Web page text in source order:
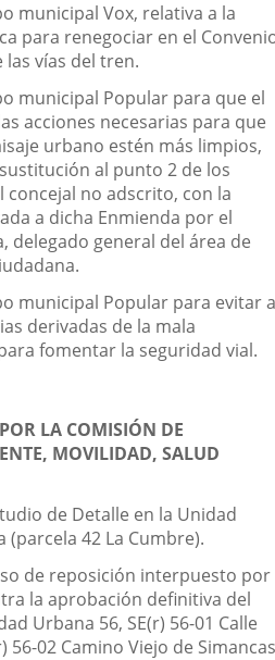
municipal Vox, relativa a la
para renegociar en el
vías del tren.
municipal Popular para que el
acciones necesarias para que
urbano estén más limpios,
al punto 2 de los
no adscrito, con la
a dicha Enmienda por el
delegado general del área de
municipal Popular para evitar a
derivadas de la mala
fomentar la seguridad vial.
LA COMISIÓN DE
MOVILIDAD, SALUD
de Detalle en la Unidad
(parcela 42 La Cumbre).
de reposición interpuesto por
la aprobación definitiva del
Urbana 56, SE(r) 56-01 Calle
56-02 Camino Viejo de